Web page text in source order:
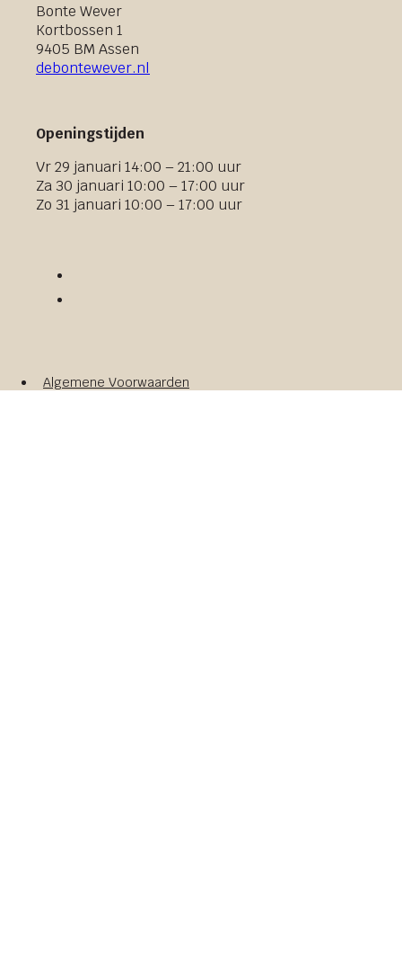
Bonte Wever
Kortbossen 1
9405 BM Assen
debontewever.nl
Openingstijden
Vr 29 januari 14:00 – 21:00 uur
Za 30 januari 10:00 – 17:00 uur
Zo 31 januari 10:00 – 17:00 uur
Algemene Voorwaarden